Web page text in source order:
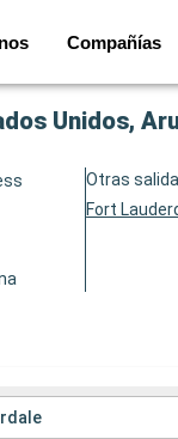
Compañías
Unidos,
Otras
Fort